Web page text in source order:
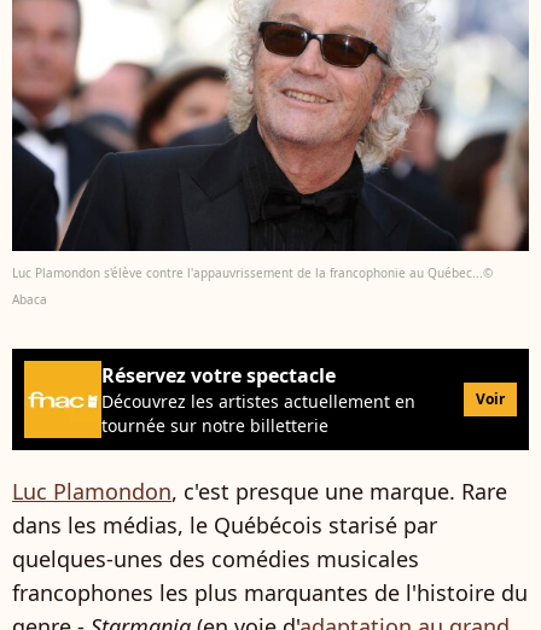
Luc Plamondon s'élève contre l'appauvrissement de la francophonie au Québec...©
Abaca
Réservez votre spectacle
Découvrez les artistes actuellement en
tournée sur notre billetterie
Voir
Luc Plamondon, c'est presque une marque. Rare
dans les médias, le Québécois starisé par
quelques-unes des comédies musicales
francophones les plus marquantes de l'histoire du